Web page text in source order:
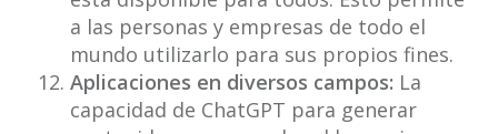
a las personas y empresas de todo el
mundo utilizarlo para sus propios fines.
Aplicaciones en diversos campos: La
capacidad de ChatGPT para generar